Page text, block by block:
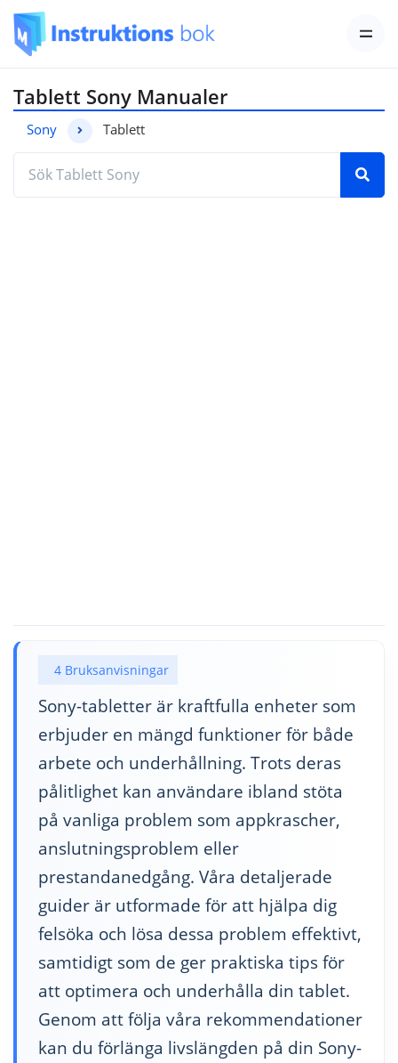
Tablett Sony Manualer
Sony Tablett
4 Bruksanvisningar
Sony-tabletter är kraftfulla enheter som
erbjuder en mängd funktioner för både
arbete och underhållning. Trots deras
pålitlighet kan användare ibland stöta
på vanliga problem som appkrascher,
anslutningsproblem eller
prestandanedgång. Våra detaljerade
guider är utformade för att hjälpa dig
felsöka och lösa dessa problem effektivt,
samtidigt som de ger praktiska tips för
att optimera och underhålla din tablet.
Genom att följa våra rekommendationer
kan du förlänga livslängden på din Sony-